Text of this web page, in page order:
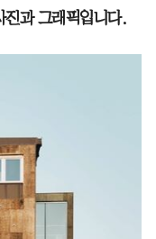
진과 그래픽입니다.